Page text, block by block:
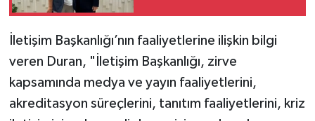
İletişim Başkanlığı’nın faaliyetlerine ilişkin bilgi
veren Duran, "İletişim Başkanlığı, zirve
kapsamında medya ve yayın faaliyetlerini,
akreditasyon süreçlerini, tanıtım faaliyetlerini, kriz